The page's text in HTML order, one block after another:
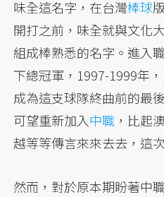
味全這名字，在台灣棒球
開打之前，味全就與文化
組成棒熟悉的名字。進入
下總冠軍，1997-1999年
成為這支球隊終曲前的最
可望重新加入中職 ，比起
越等等傳言來來去去，這
然而，對於原本期盼著中